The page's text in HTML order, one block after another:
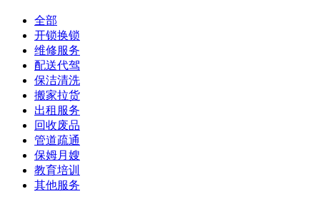
全部
开锁换锁
维修服务
配送代驾
保洁清洗
搬家拉货
出租服务
回收废品
管道疏通
保姆月嫂
教育培训
其他服务